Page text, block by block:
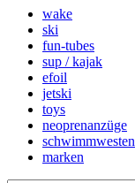
wake
ski
fun-tubes
sup / kajak
efoil
jetski
toys
neoprenanzüge
schwimmwesten
marken